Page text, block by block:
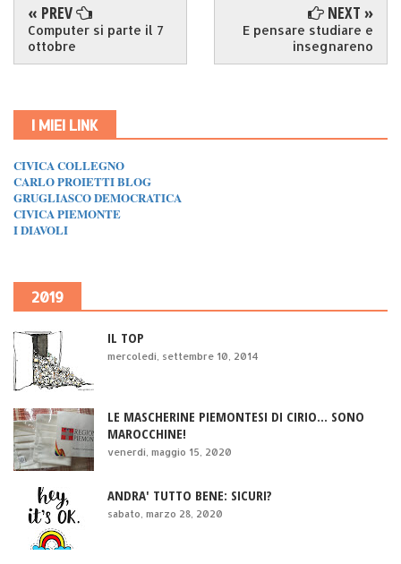
« PREV
Computer si parte il 7
ottobre
NEXT »
E pensare studiare e
insegnareno
I MIEI LINK
CIVICA COLLEGNO
CARLO PROIETTI BLOG
GRUGLIASCO DEMOCRATICA
CIVICA PIEMONTE
I DIAVOLI
2019
IL TOP
mercoledì, settembre 10, 2014
LE MASCHERINE PIEMONTESI DI CIRIO... SONO
MAROCCHINE!
venerdì, maggio 15, 2020
ANDRA' TUTTO BENE: SICURI?
sabato, marzo 28, 2020